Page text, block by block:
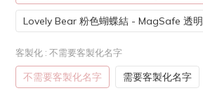
Lovely Bear 粉色蝴蝶結 - MagSafe 透明
客製化 : 不需要客製化名字
不需要客製化名字 需要客製化名字